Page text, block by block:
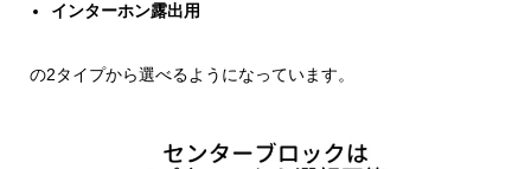
インターホン露出用
の2タイプから選べるようになっています。